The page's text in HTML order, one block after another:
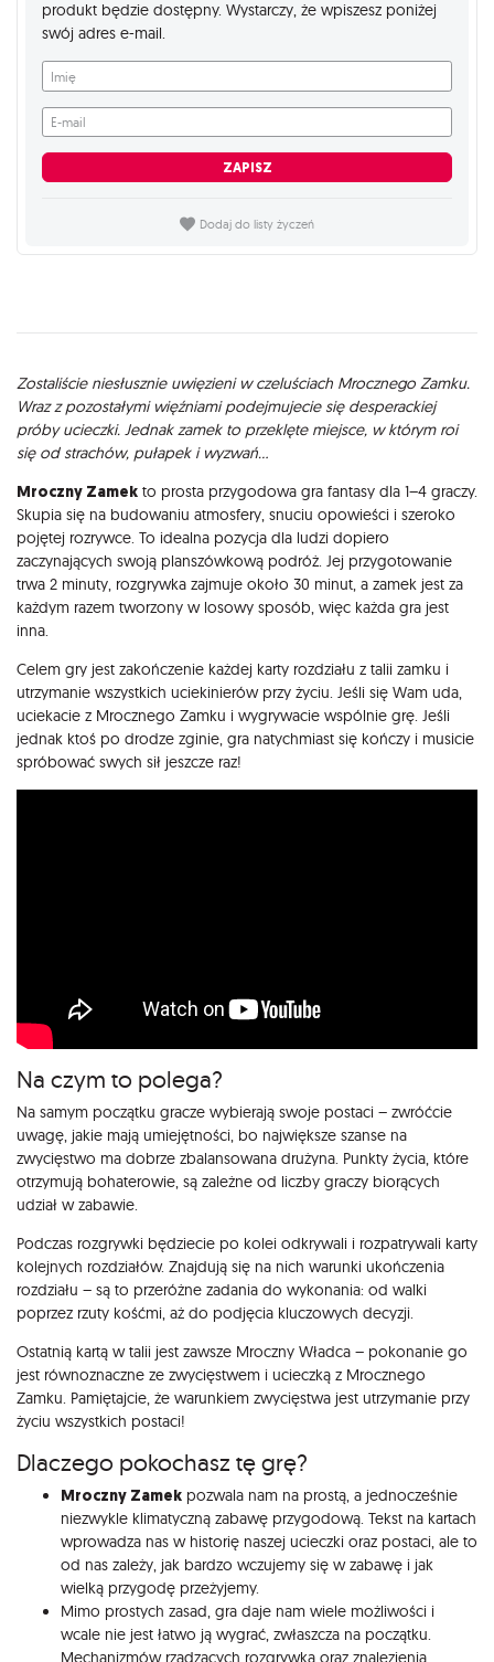
produkt będzie dostępny. Wystarczy, że wpiszesz poniżej
swój adres e-mail.
Imię
E-mail
ZAPISZ
Dodaj do listy życzeń
Opis
Zostaliście niesłusznie uwięzieni w czeluściach Mrocznego Zamku.
Wraz z pozostałymi więźniami podejmujecie się desperackiej
próby ucieczki. Jednak zamek to przeklęte miejsce, w którym roi
się od strachów, pułapek i wyzwań...
Mroczny Zamek to prosta przygodowa gra fantasy dla 1–4 graczy.
Skupia się na budowaniu atmosfery, snuciu opowieści i szeroko
pojętej rozrywce. To idealna pozycja dla ludzi dopiero
zaczynających swoją planszówkową podróż. Jej przygotowanie
trwa 2 minuty, rozgrywka zajmuje około 30 minut, a zamek jest za
każdym razem tworzony w losowy sposób, więc każda gra jest
inna.
Celem gry jest zakończenie każdej karty rozdziału z talii zamku i
utrzymanie wszystkich uciekinierów przy życiu. Jeśli się Wam uda,
uciekacie z Mrocznego Zamku i wygrywacie wspólnie grę. Jeśli
jednak ktoś po drodze zginie, gra natychmiast się kończy i musicie
spróbować swych sił jeszcze raz!
Na czym to polega?
Na samym początku gracze wybierają swoje postaci – zwróćcie
uwagę, jakie mają umiejętności, bo największe szanse na
zwycięstwo ma dobrze zbalansowana drużyna. Punkty życia, które
otrzymują bohaterowie, są zależne od liczby graczy biorących
udział w zabawie.
Podczas rozgrywki będziecie po kolei odkrywali i rozpatrywali karty
kolejnych rozdziałów. Znajdują się na nich warunki ukończenia
rozdziału – są to przeróżne zadania do wykonania: od walki
poprzez rzuty kośćmi, aż do podjęcia kluczowych decyzji.
Ostatnią kartą w talii jest zawsze Mroczny Władca – pokonanie go
jest równoznaczne ze zwycięstwem i ucieczką z Mrocznego
Zamku. Pamiętajcie, że warunkiem zwycięstwa jest utrzymanie przy
życiu wszystkich postaci!
Dlaczego pokochasz tę grę?
Mroczny Zamek pozwala nam na prostą, a jednocześnie
niezwykle klimatyczną zabawę przygodową. Tekst na kartach
wprowadza nas w historię naszej ucieczki oraz postaci, ale to
od nas zależy, jak bardzo wczujemy się w zabawę i jak
wielką przygodę przeżyjemy.
Mimo prostych zasad, gra daje nam wiele możliwości i
wcale nie jest łatwo ją wygrać, zwłaszcza na początku.
Mechanizmów rządzących rozgrywką oraz znalezienia